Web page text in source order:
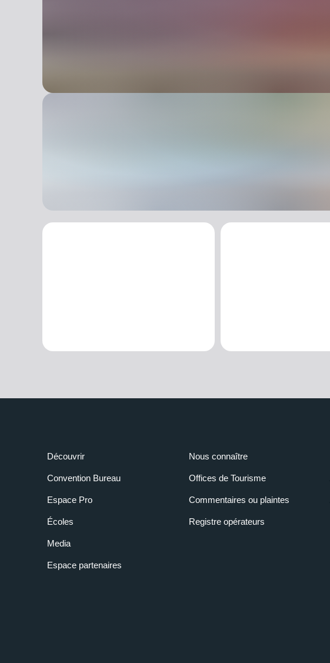
Découvrir
Convention Bureau
Espace Pro
Écoles
Media
Espace partenaires
Nous connaître
Offices de Tourisme
Commentaires ou plaintes
Registre opérateurs